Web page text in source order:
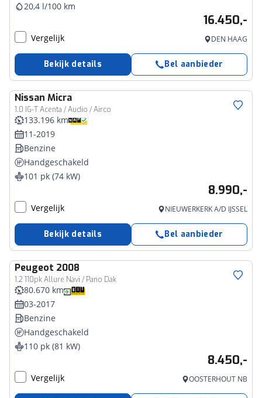
20,4 l/100 km
16.450,-
Vergelijk DEN HAAG
Bekijk details Bel aanbieder
Nissan Micra
1.0 IG-T Acenta / Audio / Airco
133.196 km
11-2019
Benzine
Handgeschakeld
101 pk (74 kW)
8.990,-
Vergelijk NIEUWERKERK A/D IJSSEL
Bekijk details Bel aanbieder
Peugeot 2008
1.2 110pk Allure Navi / Pano Dak
80.670 km
03-2017
Benzine
Handgeschakeld
110 pk (81 kW)
8.450,-
Vergelijk OOSTERHOUT NB